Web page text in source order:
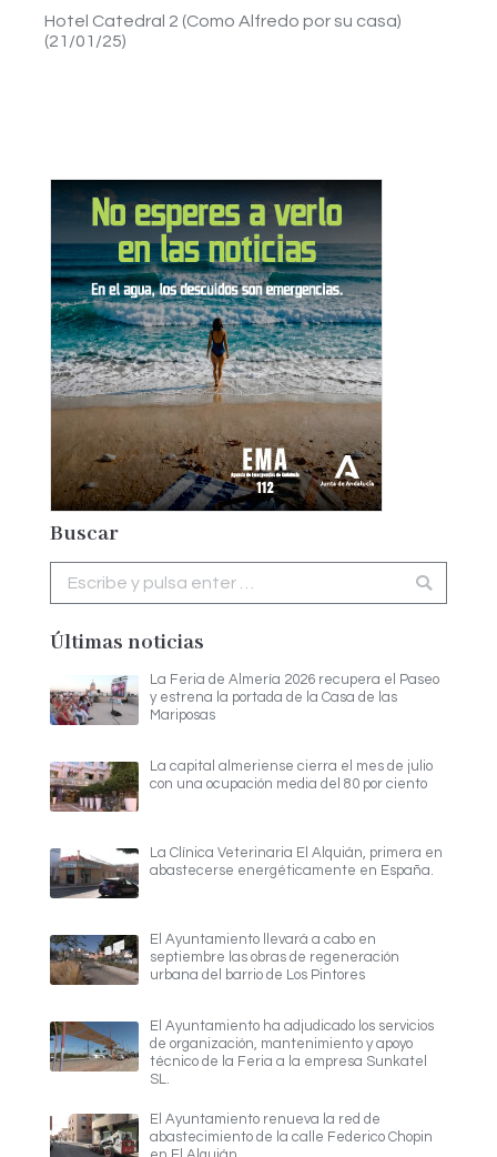
Hotel Catedral 2 (Como Alfredo por su casa)
(21/01/25)
Buscar
Últimas noticias
La Feria de Almería 2026 recupera el Paseo
y estrena la portada de la Casa de las
Mariposas
La capital almeriense cierra el mes de julio
con una ocupación media del 80 por ciento
La Clínica Veterinaria El Alquián, primera en
abastecerse energéticamente en España.
El Ayuntamiento llevará a cabo en
septiembre las obras de regeneración
urbana del barrio de Los Pintores
El Ayuntamiento ha adjudicado los servicios
de organización, mantenimiento y apoyo
técnico de la Feria a la empresa Sunkatel
SL.
El Ayuntamiento renueva la red de
abastecimiento de la calle Federico Chopin